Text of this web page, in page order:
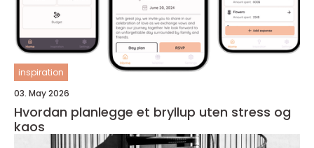
inspiration
03. May 2026
Hvordan planlegge et bryllup uten stress og
kaos